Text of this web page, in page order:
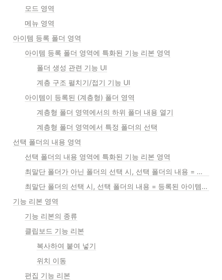
모드 영역
메뉴 영역
아이템 등록 폴더 영역
아이템 등록 폴더 영역에 특화된 기능 리본 영역
폴더 생성 관련 기능 UI
계층 구조 펼치기/접기 기능 UI
아이템이 등록된 (계층형) 폴더 영역
계층형 폴더 영역에서의 하위 폴더 내용 열기
계층형 폴더 영역에서 특정 폴더의 선택
선택 폴더의 내용 영역
선택 폴더의 내용 영역에 특화된 기능 리본 영역
최말단 폴더가 아닌 폴더의 선택 시, 선택 폴더의 내용 = 하위 폴더 리스트
최말단 폴더의 선택 시, 선택 폴더의 내용 = 등록된 아이템 리스트
기능 리본 영역
기능 리본의 종류
클립보드 기능 리본
복사하여 붙여 넣기
위치 이동
편집 기능 리본